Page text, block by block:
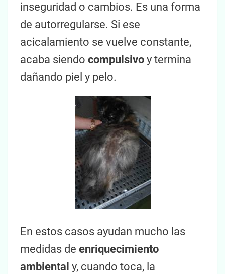
inseguridad o cambios. Es una forma
de autorregularse. Si ese
acicalamiento se vuelve constante,
acaba siendo compulsivo y termina
dañando piel y pelo.
En estos casos ayudan mucho las
medidas de enriquecimiento
ambiental y, cuando toca, la